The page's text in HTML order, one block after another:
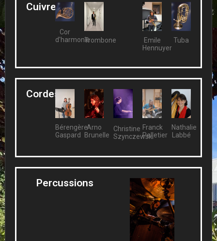
Cuivres
Cor
d'harmonieTrombone
Emile
Hennuyer
Tuba
Cordes
Bérengère
Gaspard
Arno
Brunelle
Christine
Szynczewski
Franck
Pelletier
Nathalie
Labbé
Percussions